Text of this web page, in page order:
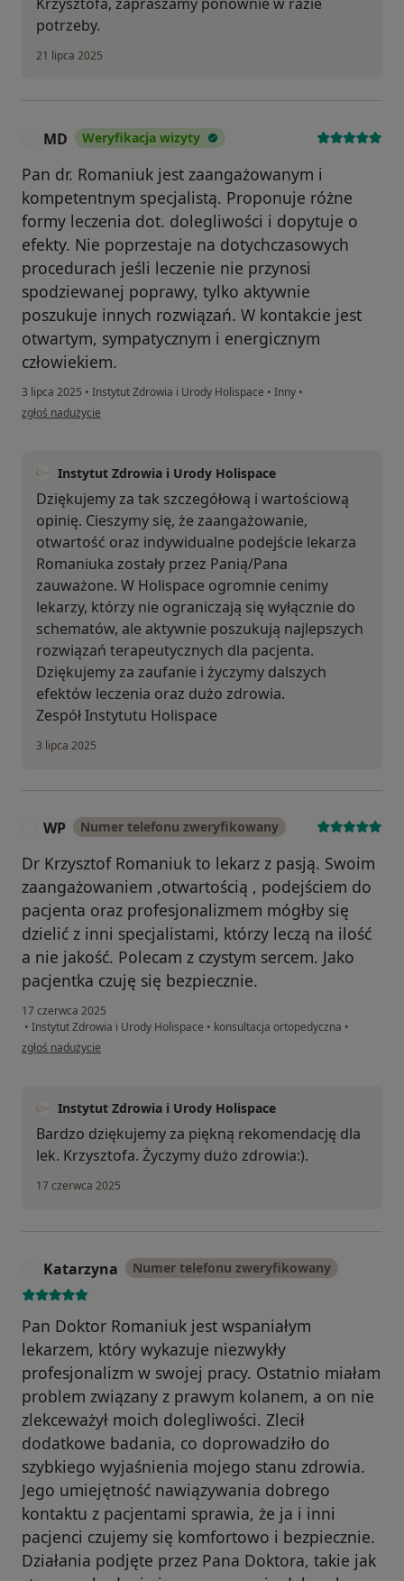
potrzeby.
21 lipca 2025
MD Weryfikacja wizyty
Pan dr. Romaniuk jest zaangażowanym i
kompetentnym specjalistą. Proponuje różne
formy leczenia dot. dolegliwości i dopytuje o
efekty. Nie poprzestaje na dotychczasowych
procedurach jeśli leczenie nie przynosi
spodziewanej poprawy, tylko aktywnie
poszukuje innych rozwiązań. W kontakcie jest
otwartym, sympatycznym i energicznym
człowiekiem.
3 lipca 2025 • Instytut Zdrowia i Urody Holispace • Inny •
w opinii użytkownika MD
zgłoś nadużycie
Instytut Zdrowia i Urody Holispace
Dziękujemy za tak szczegółową i wartościową
opinię. Cieszymy się, że zaangażowanie,
otwartość oraz indywidualne podejście lekarza
Romaniuka zostały przez Panią/Pana
zauważone. W Holispace ogromnie cenimy
lekarzy, którzy nie ograniczają się wyłącznie do
schematów, ale aktywnie poszukują najlepszych
rozwiązań terapeutycznych dla pacjenta.
Dziękujemy za zaufanie i życzymy dalszych
efektów leczenia oraz dużo zdrowia.
Zespół Instytutu Holispace
3 lipca 2025
WP Numer telefonu zweryfikowany
Dr Krzysztof Romaniuk to lekarz z pasją. Swoim
zaangażowaniem ,otwartością , podejściem do
pacjenta oraz profesjonalizmem mógłby się
dzielić z inni specjalistami, którzy leczą na ilość
a nie jakość. Polecam z czystym sercem. Jako
pacjentka czuję się bezpiecznie.
17 czerwca 2025
• Instytut Zdrowia i Urody Holispace • konsultacja ortopedyczna •
w opinii użytkownika WP
zgłoś nadużycie
Instytut Zdrowia i Urody Holispace
Bardzo dziękujemy za piękną rekomendację dla
lek. Krzysztofa. Życzymy dużo zdrowia:).
17 czerwca 2025
Katarzyna Numer telefonu zweryfikowany
Pan Doktor Romaniuk jest wspaniałym
lekarzem, który wykazuje niezwykły
profesjonalizm w swojej pracy. Ostatnio miałam
problem związany z prawym kolanem, a on nie
zlekceważył moich dolegliwości. Zlecił
dodatkowe badania, co doprowadziło do
szybkiego wyjaśnienia mojego stanu zdrowia.
Jego umiejętność nawiązywania dobrego
kontaktu z pacjentami sprawia, że ja i inni
pacjenci czujemy się komfortowo i bezpiecznie.
Działania podjęte przez Pana Doktora, takie jak